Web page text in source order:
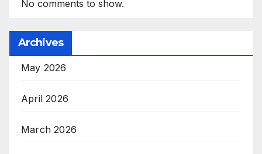
No comments to show.
Archives
May 2026
April 2026
March 2026